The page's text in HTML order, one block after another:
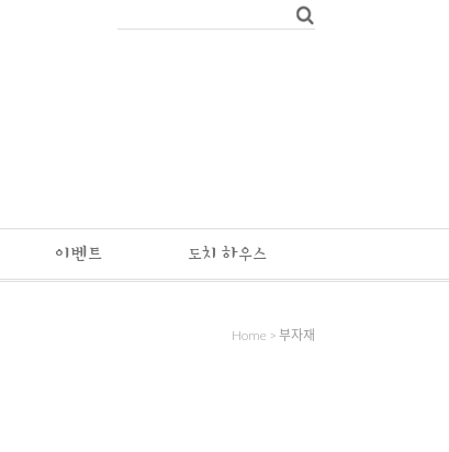
이벤트 도치 하우스
Home > 부자재